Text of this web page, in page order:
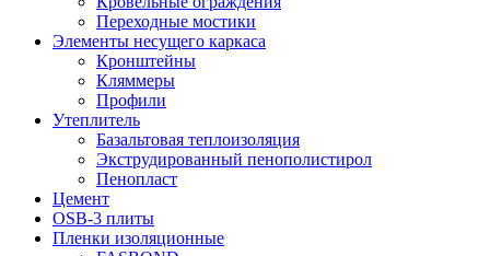
Переходные мостики
Элементы несущего каркаса
Кронштейны
Кляммеры
Профили
Утеплитель
Базальтовая теплоизоляция
Экструдированный пенополистирол
Пенопласт
Цемент
OSB-3 плиты
Пленки изоляционные